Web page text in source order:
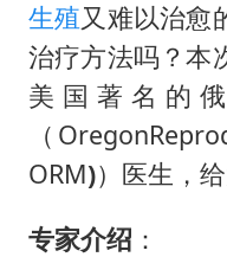
生殖又难以治愈
治疗方法吗？本
美国著名的
（
ORM)）医生，
专家介绍 ：